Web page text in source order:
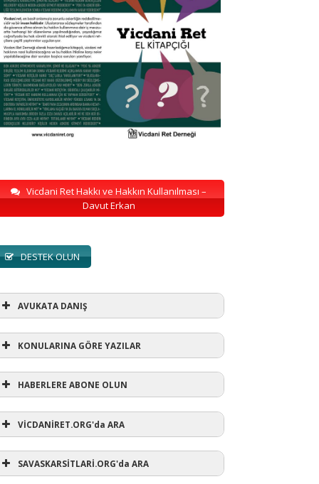
Vicdani Ret Hakkı ve Hakkın Kullanılması –
Davut Erkan
DESTEK OLUN
AVUKATA DANIŞ
AVUKATA DANIŞ
KONULARINA GÖRE YAZILAR
KONULARINA GÖRE YAZILAR
(1)
ihtarı(3)
HABERLERE ABONE OLUN
VİCDANİRET.ORG'da ARA
SAVASKARSİTLARİ.ORG'da ARA